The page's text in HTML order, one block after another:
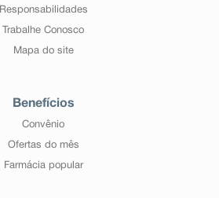
Responsabilidades
Trabalhe Conosco
Mapa do site
Benefícios
Convênio
Ofertas do mês
Farmácia popular